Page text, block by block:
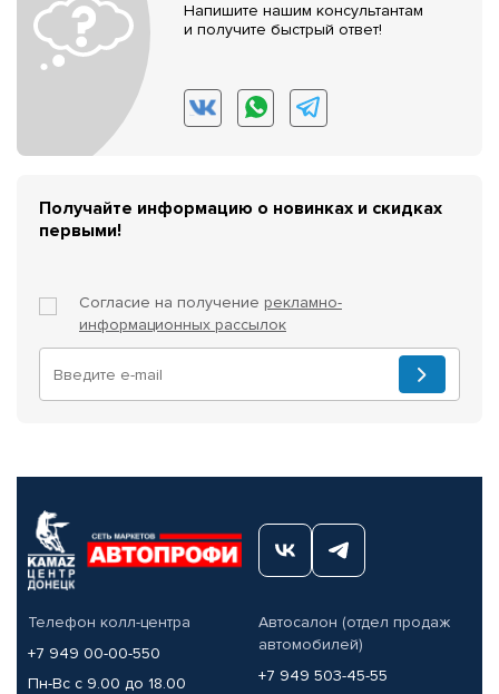
Напишите нашим консультантам
и получите быстрый ответ!
Получайте информацию о новинках и скидках
первыми!
Согласие на получение рекламно-
информационных рассылок
Телефон колл-центра
+7 949 00-00-550
Пн-Вс с 9.00 до 18.00
Автосалон (отдел продаж
автомобилей)
+7 949 503-45-55